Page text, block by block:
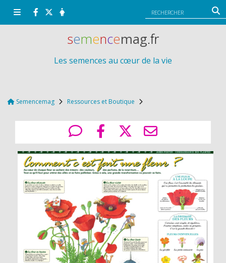
Semencemag Ressources et Boutique
semencemag.fr
Les semences au cœur de la vie
Panneau de gestion des cookies